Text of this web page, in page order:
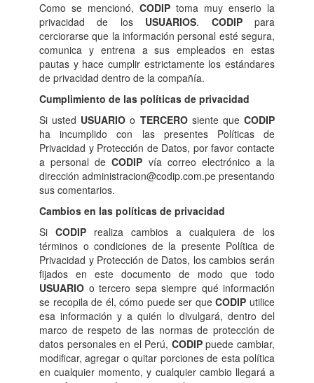
Como se mencionó, CODIP toma muy enserio la
privacidad de los USUARIOS. CODIPpara
cerciorarse que la información personal esté segura,
comunica y entrena a sus empleados en estas
pautas y hace cumplir estrictamente los estándares
de privacidad dentro de la compañía.
Cumplimiento de las políticas de privacidad
Si usted USUARIO o TERCEROsiente queCODIP
ha incumplido con las presentes Políticas de
Privacidad y Protección de Datos, por favor contacte
a personal deCODIP vía correo electrónico a la
dirección administracion@codip.com.pe presentando
sus comentarios.
Cambios en las políticas de privacidad
Si CODIP realiza cambios a cualquiera de los
términos o condiciones de la presente Política de
Privacidad y Protección de Datos, los cambios serán
fijados en este documento de modo que todo
USUARIO o tercero sepa siempre qué información
se recopila de él, cómo puede ser queCODIP utilice
esa información y a quién lo divulgará, dentro del
marco de respeto de las normas de protección de
datos personales en el Perú, CODIPpuede cambiar,
modificar, agregar o quitar porciones de esta política
en cualquier momento, y cualquier cambio llegará a